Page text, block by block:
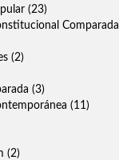
(23)
Comparada
(2)
(3)
(11)
(2)